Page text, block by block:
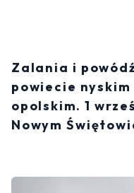
Zalania i
powiecie
opolskim. 1
Nowym